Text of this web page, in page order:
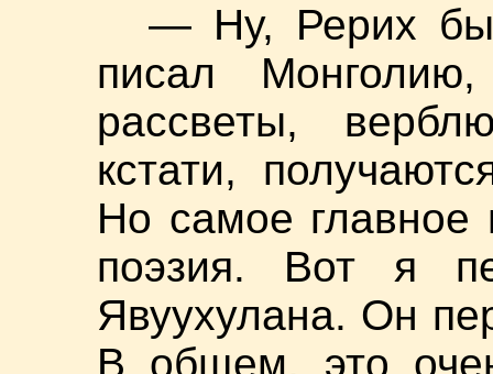
— Ну, Рерих
писал
рассветы,
кстати,
Но самое главное
поэзия. Вот я
Явуухулана. Он
В общем, это